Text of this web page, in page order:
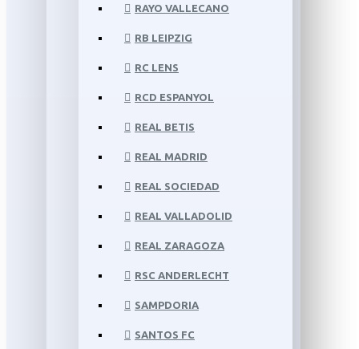
RAYO VALLECANO
RB LEIPZIG
RC LENS
RCD ESPANYOL
REAL BETIS
REAL MADRID
REAL SOCIEDAD
REAL VALLADOLID
REAL ZARAGOZA
RSC ANDERLECHT
SAMPDORIA
SANTOS FC